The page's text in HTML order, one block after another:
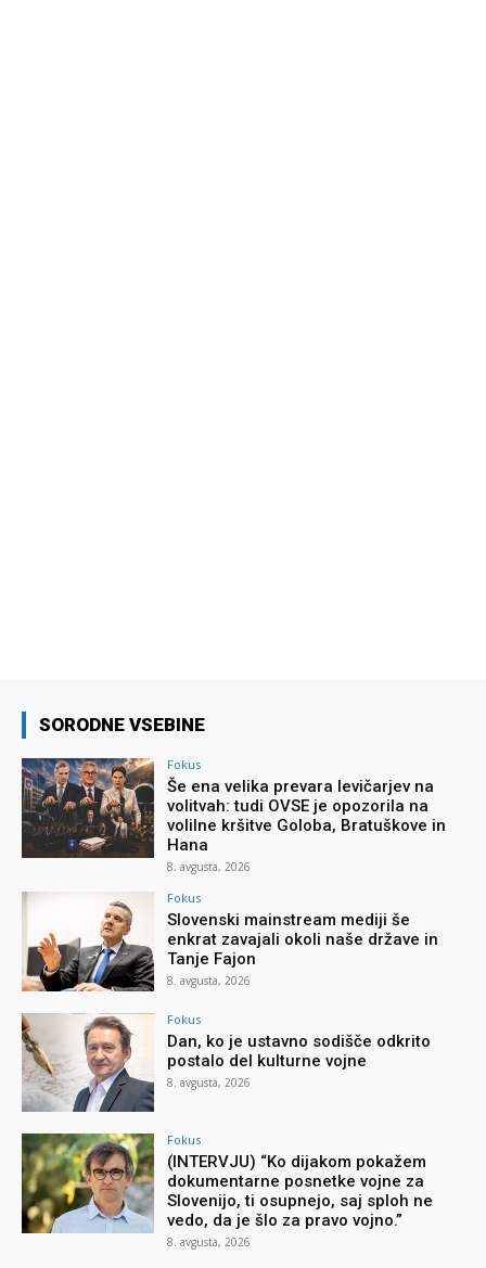
SORODNE VSEBINE
Fokus
Še ena velika prevara levičarjev na
volitvah: tudi OVSE je opozorila na
volilne kršitve Goloba, Bratuškove in
Hana
8. avgusta, 2026
Fokus
Slovenski mainstream mediji še
enkrat zavajali okoli naše države in
Tanje Fajon
8. avgusta, 2026
Fokus
Dan, ko je ustavno sodišče odkrito
postalo del kulturne vojne
8. avgusta, 2026
Fokus
(INTERVJU) “Ko dijakom pokažem
dokumentarne posnetke vojne za
Slovenijo, ti osupnejo, saj sploh ne
vedo, da je šlo za pravo vojno.”
8. avgusta, 2026